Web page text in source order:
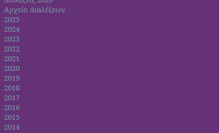
Αρχείο Διαλέξεων
2025
2024
2023
2022
2021
2020
2019
2018
2017
2016
2015
2014